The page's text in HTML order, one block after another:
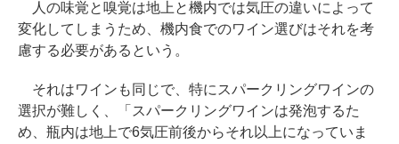
人の味覚と嗅覚は地上と機内では気圧の違いによって
変化してしまうため、機内食でのワイン選びはそれを考
慮する必要があるという。
それはワインも同じで、特にスパークリングワインの
選択が難しく、「スパークリングワインは発泡するた
め、瓶内は地上で6気圧前後からそれ以上になっていま